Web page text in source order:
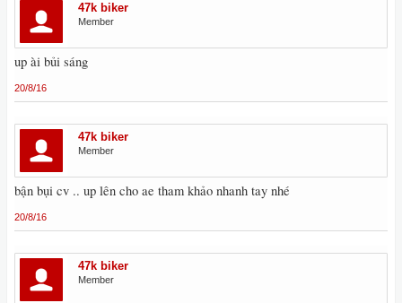
47k biker
Member
up ài bủi sáng
20/8/16
47k biker
Member
bận bụi cv .. up lên cho ae tham khảo nhanh tay nhé
20/8/16
47k biker
Member